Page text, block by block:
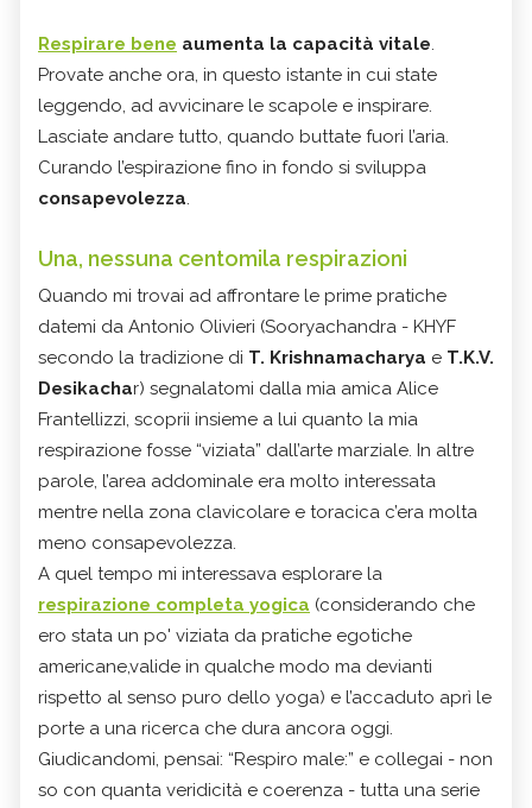
Respirare bene aumenta la capacità vitale.
Provate anche ora, in questo istante in cui state
leggendo, ad avvicinare le scapole e inspirare.
Lasciate andare tutto, quando buttate fuori l’aria.
Curando l’espirazione fino in fondo si sviluppa
consapevolezza.
Una, nessuna centomila respirazioni
Quando mi trovai ad affrontare le prime pratiche
datemi da Antonio Olivieri (Sooryachandra - KHYF
secondo la tradizione di T. Krishnamacharya e T.K.V.
Desikachar) segnalatomi dalla mia amica Alice
Frantellizzi, scoprii insieme a lui quanto la mia
respirazione fosse “viziata” dall’arte marziale. In altre
parole, l’area addominale era molto interessata
mentre nella zona clavicolare e toracica c’era molta
meno consapevolezza.
A quel tempo mi interessava esplorare la
respirazione completa yogica (considerando che
ero stata un po' viziata da pratiche egotiche
americane,valide in qualche modo ma devianti
rispetto al senso puro dello yoga) e l’accaduto aprì le
porte a una ricerca che dura ancora oggi.
Giudicandomi, pensai: “Respiro male:” e collegai - non
so con quanta veridicità e coerenza - tutta una serie